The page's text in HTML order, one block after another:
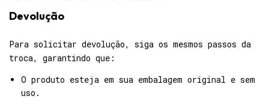
Devolução
Para solicitar devolução, siga os mesmos passos da
troca, garantindo que:
O produto esteja em sua embalagem original e sem
uso.